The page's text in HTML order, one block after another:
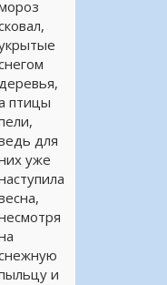
птицы
для
уже
и